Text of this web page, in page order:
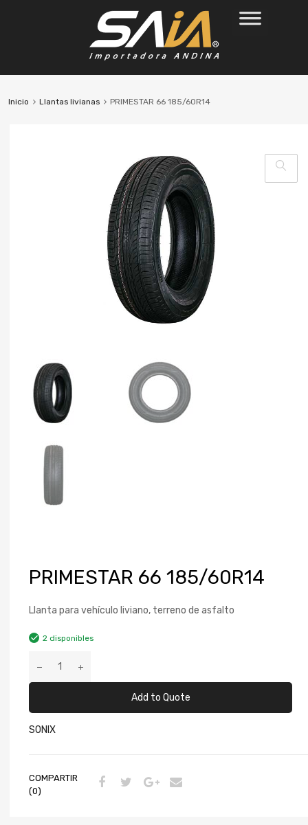
Inicio Llantas livianas PRIMESTAR 66 185/60R14
PRIMESTAR 66 185/60R14
Llanta para vehículo liviano, terreno de asfalto
2 disponibles
Add to Quote
SONIX
COMPARTIR
(0)